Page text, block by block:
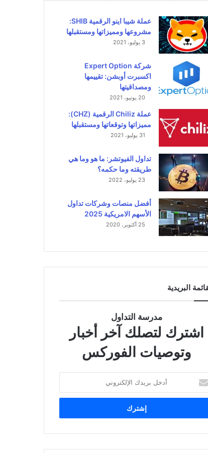
عملة شيبا اينو الرقمية SHIB:
مشروعها ومميزاتها ومستقبلها
3 يوليو، 2021
شركة Expert Option
اكسبرت أوبشن: تقييمها
ومصداقيتها
20 يونيو، 2021
عملة Chiliz الرقمية (CHZ):
مميزاتها وتوقعاتها ومستقبلها
31 يوليو، 2021
تداول الفيوتشر: ما هو وما هي
طريقته وما حكمه؟
23 يوليو، 2022
أفضل منصات وشركات تداول
الأسهم الامريكية 2025
25 أكتوبر، 2020
البريدية
مدرسة التداول
اشترك لتصلك آخر أخبار
وتوصيات الفوركس